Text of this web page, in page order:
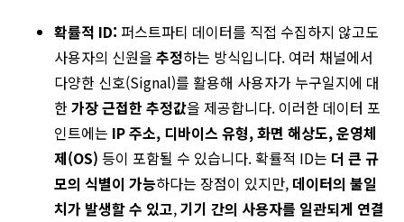
확률적 ID: 퍼스트파티 데이터를 직접 수집하지 않고도
사용자의 신원을 추정하는 방식입니다. 여러 채널에서
다양한 신호(Signal)를 활용해 사용자가 누구일지에 대
한가장 근접한 추정값을 제공합니다. 이러한 데이터 포
인트에는 IP 주소, 디바이스 유형, 화면 해상도, 운영체
제(OS) 등이 포함될 수 있습니다. 확률적 ID는 더 큰 규
모의 식별이 가능하다는 장점이 있지만, 데이터의 불일
치가 발생할 수 있고,기기 간의 사용자를 일관되게 연결